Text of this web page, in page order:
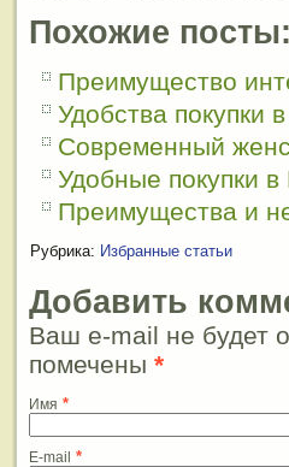
Похожие посты:
Преимущество
Удобства покупки
Современный
Удобные покупки
Преимущества и
Рубрика: Избранные статьи
Добавить
Ваш e-mail не будет
помечены *
Имя *
E-mail *